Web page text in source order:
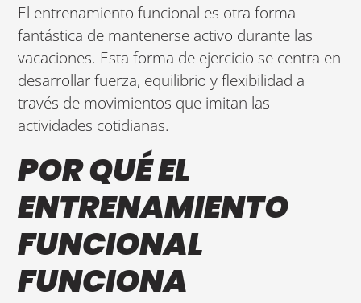
El entrenamiento funcional es otra forma
fantástica de mantenerse activo durante las
vacaciones. Esta forma de ejercicio se centra en
desarrollar fuerza, equilibrio y flexibilidad a
través de movimientos que imitan las
actividades cotidianas.
POR QUÉ EL
ENTRENAMIENTO
FUNCIONAL
FUNCIONA